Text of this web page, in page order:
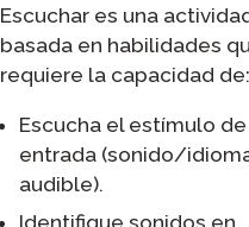
Escuchar es una
basada en habilidades
requiere la capacidad de:
Escucha el estímulo de
entrada (sonido/
audible).